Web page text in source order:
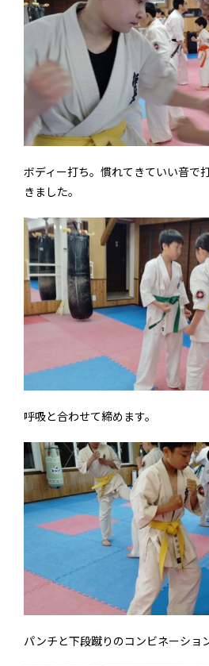
ボディー打ち。慣れてきていい音で
きました。
呼吸と合わせて締めます。
パンチと下段蹴りのコンビネーション